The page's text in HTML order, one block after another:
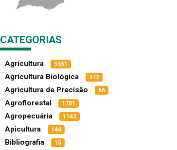
CATEGORIAS
Agricultura 5351
Agricultura Biológica 372
Agricultura de Precisão 66
Agroflorestal 1781
Agropecuária 1143
Apicultura 146
Bibliografia 15